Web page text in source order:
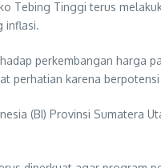
Tebing Tinggi terus
inflasi.
perkembangan harga
karena
(BI) Provinsi Sumatera